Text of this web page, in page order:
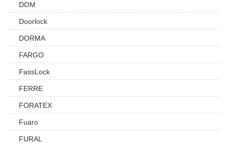
DOM
Doorlock
DORMA
FARGO
FassLock
FERRE
FORATEX
Fuaro
FURAL